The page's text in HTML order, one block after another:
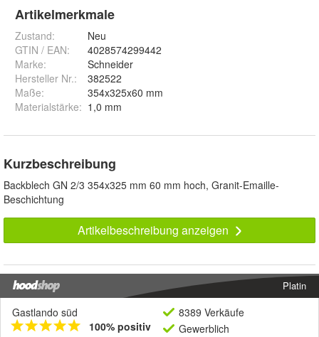
Artikelmerkmale
Zustand:
Neu
GTIN / EAN:
4028574299442
Marke:
Schneider
Hersteller Nr.:
382522
Maße:
354x325x60 mm
Materialstärke: 1,0 mm
Kurzbeschreibung
Backblech GN 2/3 354x325 mm 60 mm hoch, Granit-Emaille-
Beschichtung
Artikelbeschreibung anzeigen
Platin
Gastlando süd
100% positiv
8389 Verkäufe
Gewerblich